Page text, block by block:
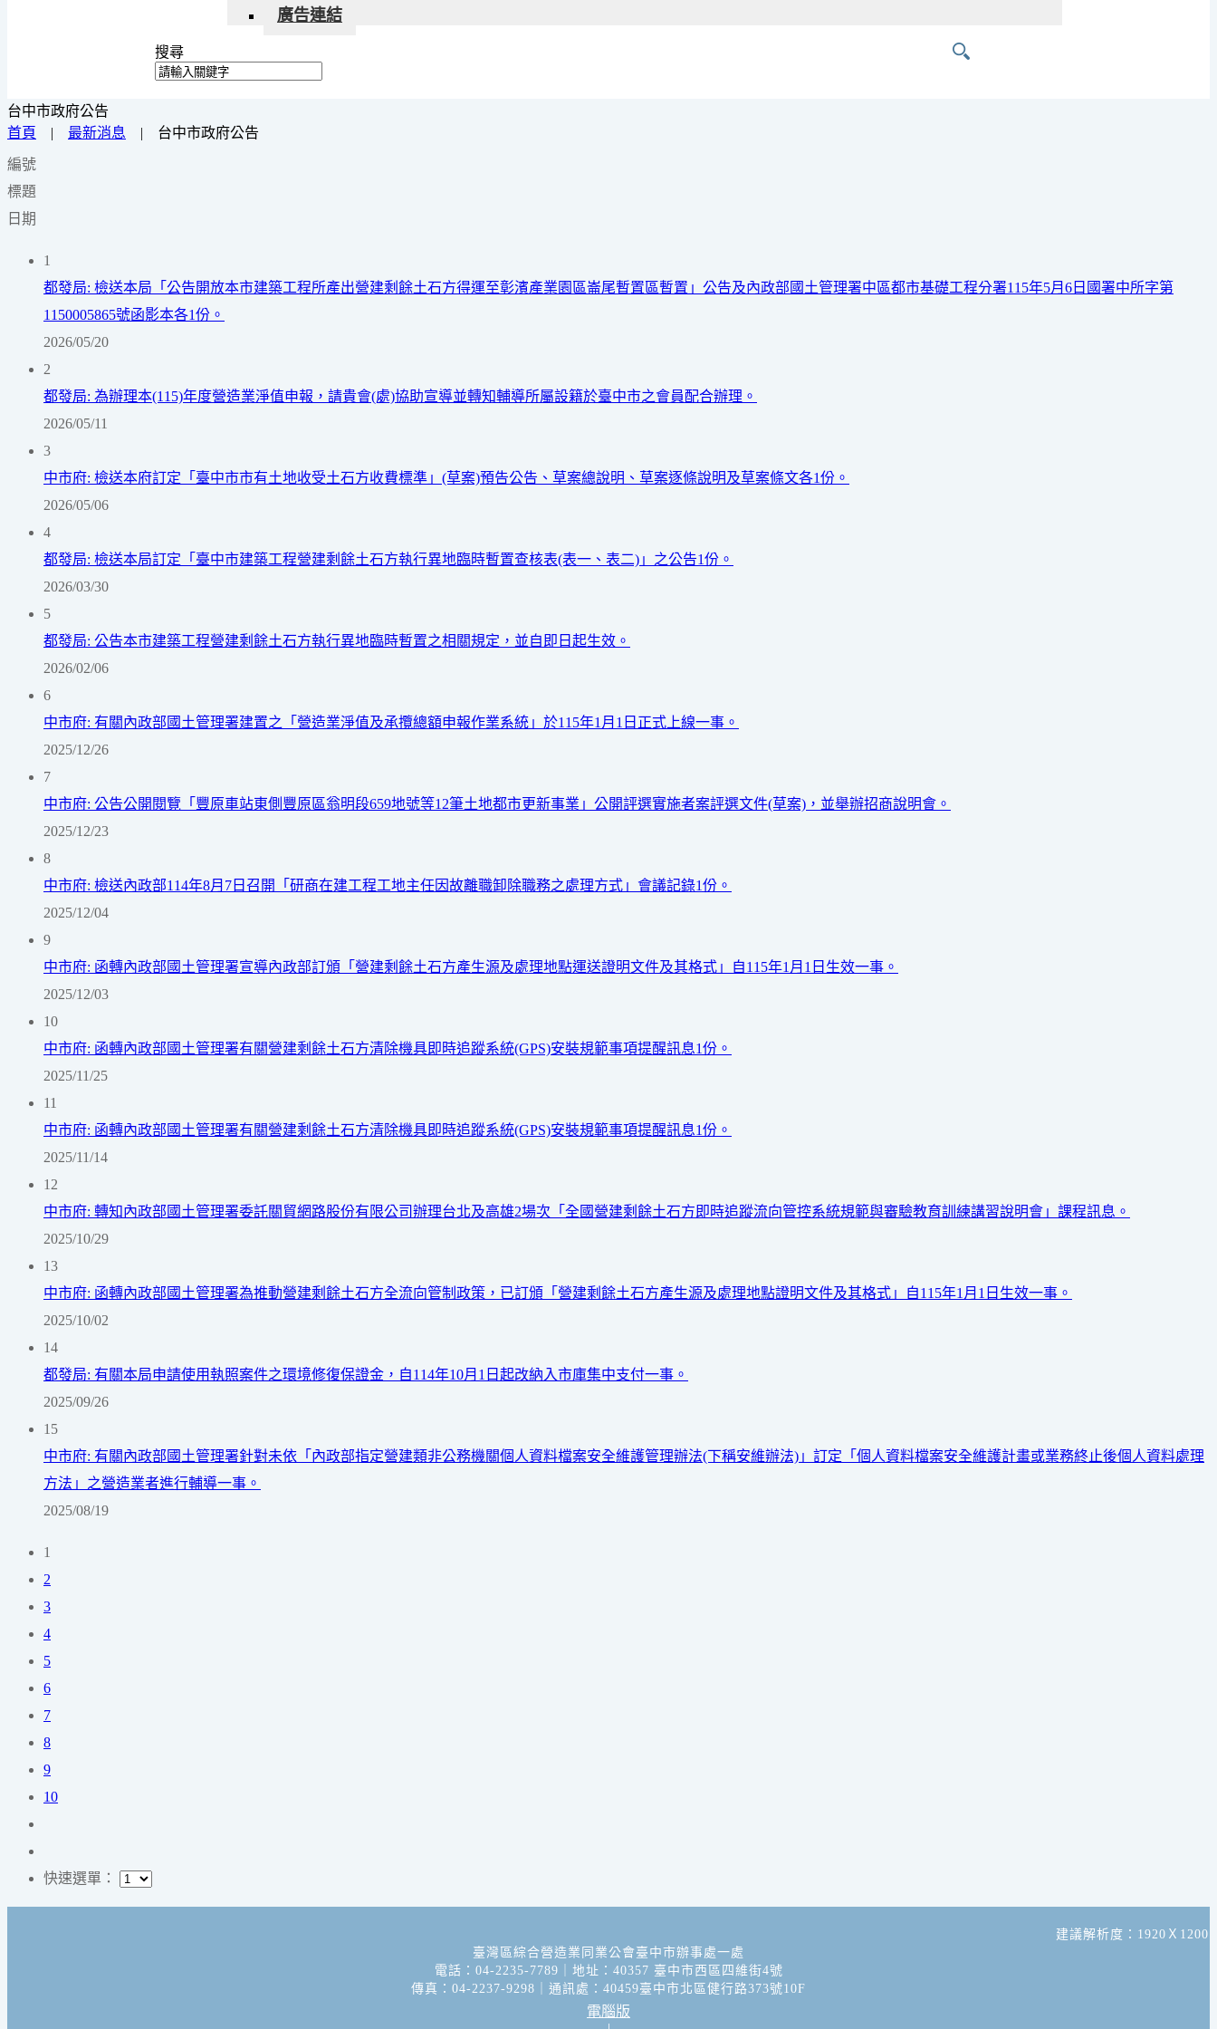
廣告連結
搜尋
台中市政府公告
首頁
| 最新消息 | 台中市政府公告
編號
標題
日期
1
都發局: 檢送本局「公告開放本市建築工程所產出營建剩餘土石方得運至彰濱產業園區崙尾暫置區暫置」公告及內政部國土管理署中區都市基礎工程分署115年5月6日國署中所字第
1150005865號函影本各1份。
2026/05/20
2
都發局: 為辦理本(115)年度營造業淨值申報，請貴會(處)協助宣導並轉知輔導所屬設籍於臺中市之會員配合辦理。
2026/05/11
3
中市府: 檢送本府訂定「臺中市市有土地收受土石方收費標準」(草案)預告公告、草案總說明、草案逐條說明及草案條文各1份。
2026/05/06
4
都發局: 檢送本局訂定「臺中市建築工程營建剩餘土石方執行異地臨時暫置查核表(表一、表二)」之公告1份。
2026/03/30
5
都發局: 公告本市建築工程營建剩餘土石方執行異地臨時暫置之相關規定，並自即日起生效。
2026/02/06
6
中市府: 有關內政部國土管理署建置之「營造業淨值及承攬總額申報作業系統」於115年1月1日正式上線一事。
2025/12/26
7
中市府: 公告公開閱覽「豐原車站東側豐原區翁明段659地號等12筆土地都市更新事業」公開評選實施者案評選文件(草案)，並舉辦招商說明會。
2025/12/23
8
中市府: 檢送內政部114年8月7日召開「研商在建工程工地主任因故離職卸除職務之處理方式」會議記錄1份。
2025/12/04
9
中市府: 函轉內政部國土管理署宣導內政部訂頒「營建剩餘土石方產生源及處理地點運送證明文件及其格式」自115年1月1日生效一事。
2025/12/03
10
中市府: 函轉內政部國土管理署有關營建剩餘土石方清除機具即時追蹤系統(GPS)安裝規範事項提醒訊息1份。
2025/11/25
11
中市府: 函轉內政部國土管理署有關營建剩餘土石方清除機具即時追蹤系統(GPS)安裝規範事項提醒訊息1份。
2025/11/14
12
中市府: 轉知內政部國土管理署委託關貿網路股份有限公司辦理台北及高雄2場次「全國營建剩餘土石方即時追蹤流向管控系統規範與審驗教育訓練講習說明會」課程訊息。
2025/10/29
13
中市府: 函轉內政部國土管理署為推動營建剩餘土石方全流向管制政策，已訂頒「營建剩餘土石方產生源及處理地點證明文件及其格式」自115年1月1日生效一事。
2025/10/02
14
都發局: 有關本局申請使用執照案件之環境修復保證金，自114年10月1日起改納入市庫集中支付一事。
2025/09/26
15
中市府: 有關內政部國土管理署針對未依「內政部指定營建類非公務機關個人資料檔案安全維護管理辦法(下稱安維辦法)」訂定「個人資料檔案安全維護計畫或業務終止後個人資料處理
方法」之營造業者進行輔導一事。
2025/08/19
1
2
3
4
5
6
7
8
9
10
快速選單：
建議解析度：1920Ｘ1200
臺灣區綜合營造業同業公會臺中市辦事處一處
電話：04-2235-7789｜地址：40357 臺中市西區四維街4號
傳真：04-2237-9298｜通訊處：40459臺中市北區健行路373號10F
電腦版